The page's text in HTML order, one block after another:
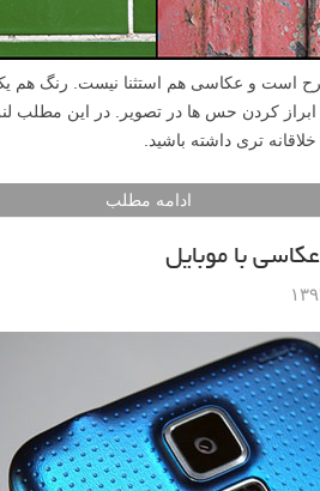
است و عکاسی هم استثنا نیست. رنگ هم
ابراز کردن حس ها در تصویر. در این مطلب
تری داشته باشید.
ادامه مطلب
با موبایل